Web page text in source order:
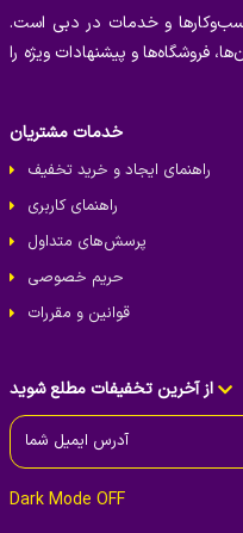
خدمات مشتریان
راهنمای ایجاد و خرید تخفیف
راهنمای کاربری
پرسش‌های متداول
حریم خصوصی
قوانین و مقررات
از آخرین تخفیفات مطلع شوید
Dark Mode OFF
و خدمات در دبی است.
فروشگاه‌ها و پیشنهادات ویژه را